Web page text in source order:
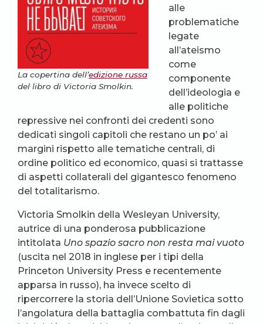
La copertina dell’edizione russa
del libro di Victoria Smolkin.
alle
problematiche
legate
all’ateismo
come
componente
dell’ideologia e
alle politiche
repressive nei confronti dei credenti sono
dedicati singoli capitoli che restano un po’ ai
margini rispetto alle tematiche centrali, di
ordine politico ed economico, quasi si trattasse
di aspetti collaterali del gigantesco fenomeno
del totalitarismo.
Victoria Smolkin della Wesleyan University,
autrice di una ponderosa pubblicazione
intitolata Uno spazio sacro non resta mai vuoto
(uscita nel 2018 in inglese per i tipi della
Princeton University Press e recentemente
apparsa in russo), ha invece scelto di
ripercorrere la storia dell’Unione Sovietica sotto
l’angolatura della battaglia combattuta fin dagli